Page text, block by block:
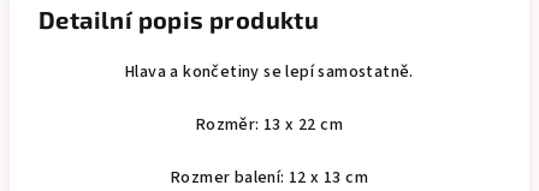
Detailní popis produktu
Hlava a končetiny se lepí samostatně.
Rozměr: 13 x 22 cm
Rozmer balení: 12 x 13 cm